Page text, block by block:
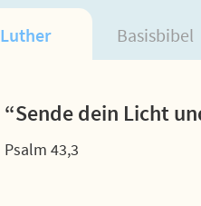
Luther Basisbibel
“Sende dein Licht
Psalm 43,3